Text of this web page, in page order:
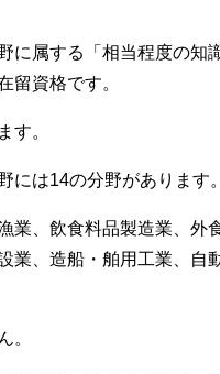
に属する「相当程度の
留資格です。
す。
には14の分野があります。
業、飲食料品製造業、外
業、造船・舶用工業、自
。